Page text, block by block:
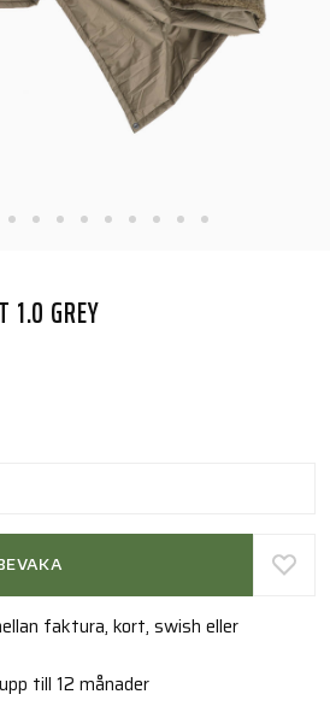
1.0 GREY
faktura, kort, swish eller
till 12 månader